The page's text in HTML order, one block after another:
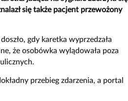
się także pacjent przewożony
gdy karetka wyprzedzała
że osobówka wylądowała poza
przebieg zdarzenia, a portal